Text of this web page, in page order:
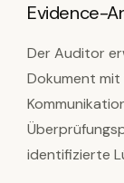
Evidence-
Der Auditor
Dokument mit
identifizierte